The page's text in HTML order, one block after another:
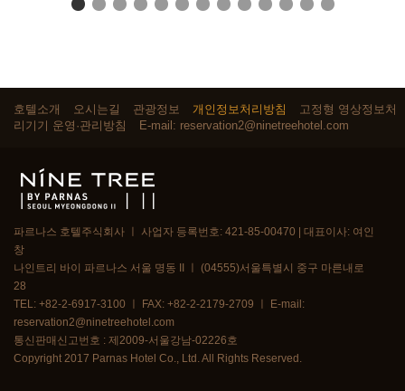
호텔소개 오시는길 관광정보 개인정보처리방침
고정형 영상정보처
리기기 운영·관리방침
E-mail: reservation2@ninetreehotel.com
파르나스 호텔주식회사 ㅣ 사업자 등록번호: 421-85-00470 | 대표이사: 여인
창
나인트리 바이 파르나스 서울 명동 II ㅣ (04555)서울특별시 중구 마른내로
28
TEL: +82-2-6917-3100 ㅣ FAX: +82-2-2179-2709 ㅣ E-mail:
reservation2@ninetreehotel.com
통신판매신고번호 : 제2009-서울강남-02226호
Copyright 2017 Parnas Hotel Co., Ltd. All Rights Reserved.